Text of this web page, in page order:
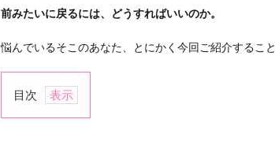
前みたいに戻るには、どうすればいいのか。
悩んでいるそこのあなた、とにかく今回ご紹介するこ
目次
1.